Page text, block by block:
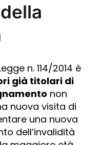
n. 114/2014 è
già titolari di
non
nuova visita di
una nuova
dell’invalidità